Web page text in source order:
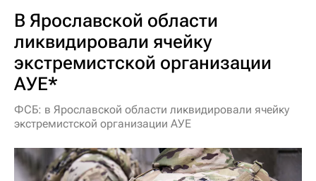
В Ярославской области
ликвидировали ячейку
экстремистской организации
АУЕ*
ФСБ: в Ярославской области ликвидировали ячейку
экстремистской организации АУЕ